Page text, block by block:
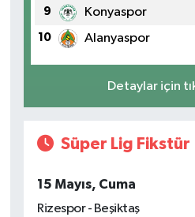
9 Konyaspor
10 Alanyaspor
Detaylar için
Süper Lig Fikstür
15 Mayıs, Cuma
Rizespor - Beşiktaş